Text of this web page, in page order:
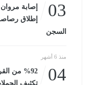
03
إصابة
إطلاق
السجن
منذ 6 أشهر
04
%92 من
تكثيف